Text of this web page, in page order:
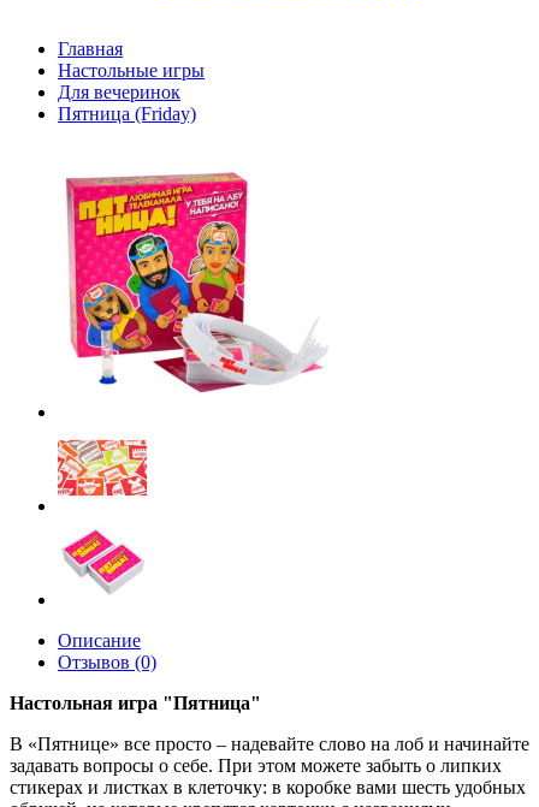
Главная
Настольные игры
Для вечеринок
Пятница (Friday)
Описание
Отзывов (0)
Настольная игра "Пятница"
В «Пятнице» все просто – надевайте слово на лоб и начинайте
задавать вопросы о себе. При этом можете забыть о липких
стикерах и листках в клеточку: в коробке вами шесть удобных